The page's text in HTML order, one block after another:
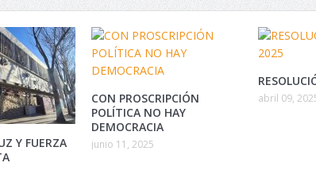
Y FUERZA
CON PROSCRIPCIÓN
POLÍTICA NO HAY
DEMOCRACIA
junio 11, 2025
abril 09,